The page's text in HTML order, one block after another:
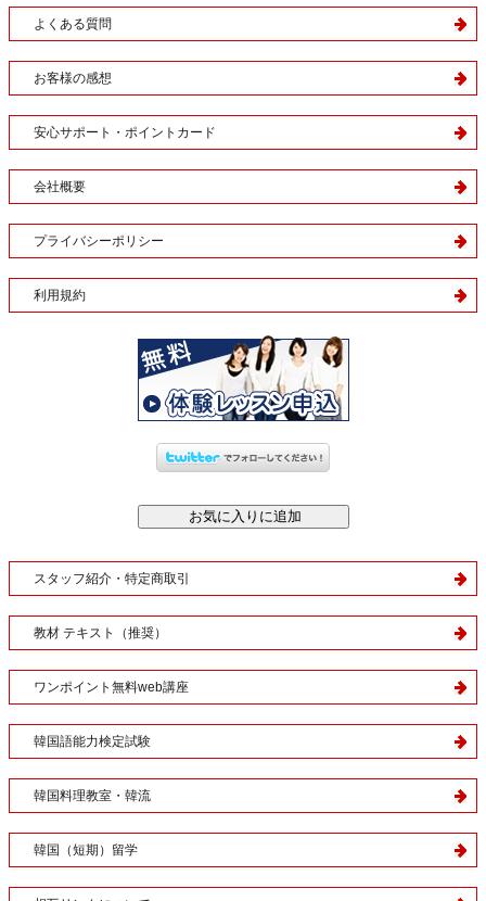
よくある質問
お客様の感想
安心サポート・ポイントカード
会社概要
プライバシーポリシー
利用規約
スタッフ紹介・特定商取引
教材 テキスト（推奨）
ワンポイント無料web講座
韓国語能力検定試験
韓国料理教室・韓流
韓国（短期）留学